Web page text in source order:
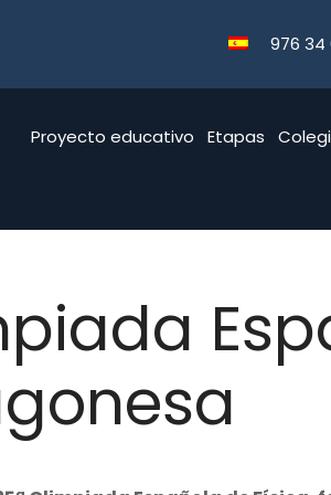
976 34
Proyecto educativo Etapas